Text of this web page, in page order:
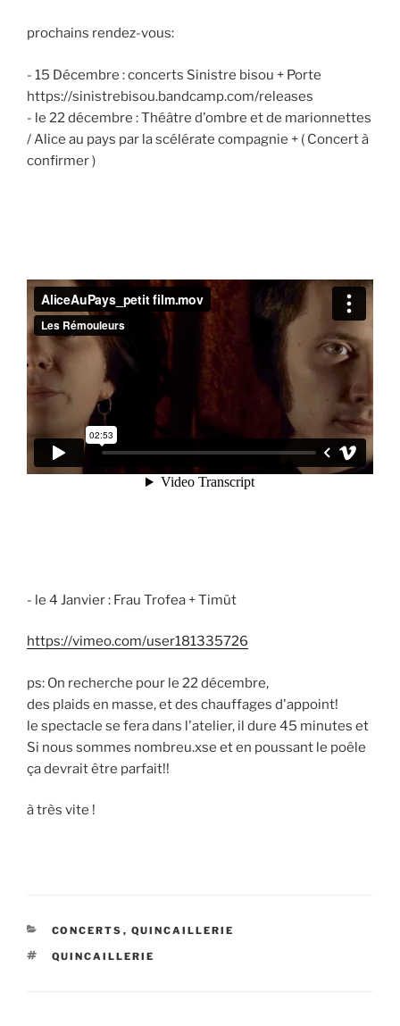
prochains rendez-vous:
- 15 Décembre : concerts Sinistre bisou + Porte
https://sinistrebisou.bandcamp.com/releases
- le 22 décembre : Théâtre d'ombre et de marionnettes
/ Alice au pays par la scélérate compagnie + ( Concert à
confirmer )
- le 4 Janvier : Frau Trofea + Timüt
https://vimeo.com/user181335726
ps: On recherche pour le 22 décembre,
des plaids en masse, et des chauffages d'appoint!
le spectacle se fera dans l'atelier, il dure 45 minutes et
Si nous sommes nombreu.xse et en poussant le poêle
ça devrait être parfait!!
à très vite !
CATÉGORIES
CONCERTS , QUINCAILLERIE
ÉTIQUETTES
QUINCAILLERIE